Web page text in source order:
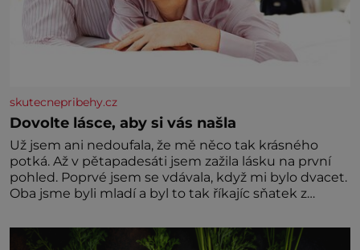
skutecnepribehy.cz
Dovolte lásce, aby si vás našla
Už jsem ani nedoufala, že mě něco tak krásného
potká. Až v pětapadesáti jsem zažila lásku na první
pohled. Poprvé jsem se vdávala, když mi bylo dvacet.
Oba jsme byli mladí a byl to tak říkajíc sňatek z
zaopatřený mladý muž. Manželství nám oběma moc
nesvědčilo, brzy jsme zjistili, že